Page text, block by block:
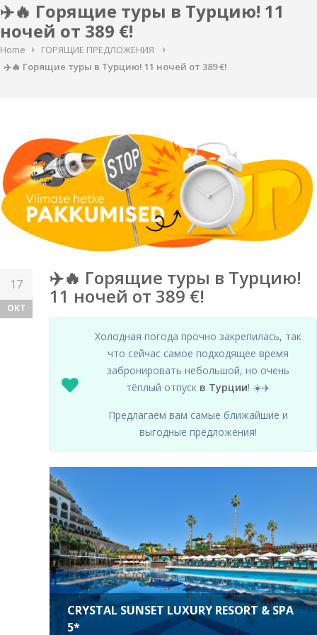
✈️🔥 Горящие туры в Турцию! 11
ночей от 389 €!
Home
ГОРЯЩИЕ ПРЕДЛОЖЕНИЯ
✈️🔥 Горящие туры в Турцию! 11 ночей от 389 €!
17
ОКТ
✈️🔥 Горящие туры в Турцию!
11 ночей от 389 €!
Холодная погода прочно закрепилась, так
что сейчас самое подходящее время
забронировать небольшой, но очень
тёплый отпуск в Турции! ☀️✈️
Предлагаем вам самые ближайшие и
выгодные предложения!
CRYSTAL SUNSET LUXURY RESORT & SPA
5*